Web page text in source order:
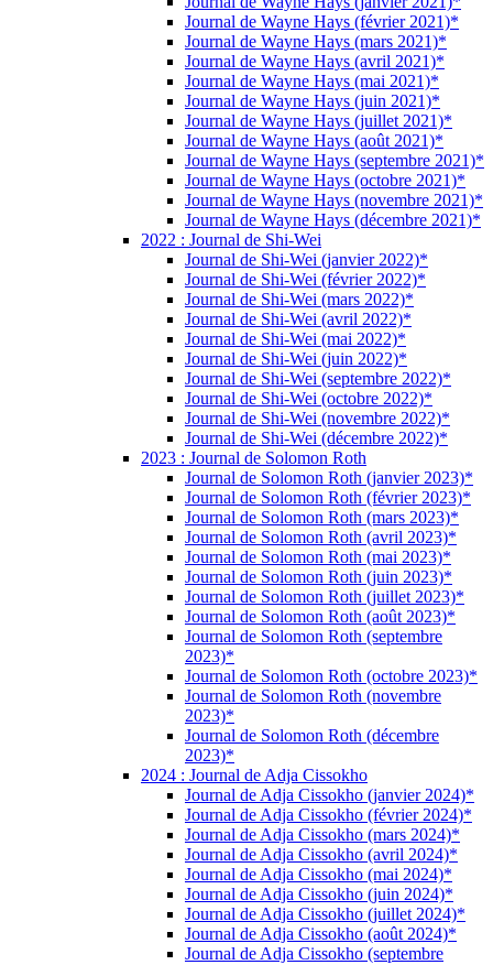
Journal de Wayne Hays (février 2021)*
Journal de Wayne Hays (mars 2021)*
Journal de Wayne Hays (avril 2021)*
Journal de Wayne Hays (mai 2021)*
Journal de Wayne Hays (juin 2021)*
Journal de Wayne Hays (juillet 2021)*
Journal de Wayne Hays (août 2021)*
Journal de Wayne Hays (septembre 2021)*
Journal de Wayne Hays (octobre 2021)*
Journal de Wayne Hays (novembre 2021)*
Journal de Wayne Hays (décembre 2021)*
2022 : Journal de Shi-Wei
Journal de Shi-Wei (janvier 2022)*
Journal de Shi-Wei (février 2022)*
Journal de Shi-Wei (mars 2022)*
Journal de Shi-Wei (avril 2022)*
Journal de Shi-Wei (mai 2022)*
Journal de Shi-Wei (juin 2022)*
Journal de Shi-Wei (septembre 2022)*
Journal de Shi-Wei (octobre 2022)*
Journal de Shi-Wei (novembre 2022)*
Journal de Shi-Wei (décembre 2022)*
2023 : Journal de Solomon Roth
Journal de Solomon Roth (janvier 2023)*
Journal de Solomon Roth (février 2023)*
Journal de Solomon Roth (mars 2023)*
Journal de Solomon Roth (avril 2023)*
Journal de Solomon Roth (mai 2023)*
Journal de Solomon Roth (juin 2023)*
Journal de Solomon Roth (juillet 2023)*
Journal de Solomon Roth (août 2023)*
Journal de Solomon Roth (septembre
2023)*
Journal de Solomon Roth (octobre 2023)*
Journal de Solomon Roth (novembre
2023)*
Journal de Solomon Roth (décembre
2023)*
2024 : Journal de Adja Cissokho
Journal de Adja Cissokho (janvier 2024)*
Journal de Adja Cissokho (février 2024)*
Journal de Adja Cissokho (mars 2024)*
Journal de Adja Cissokho (avril 2024)*
Journal de Adja Cissokho (mai 2024)*
Journal de Adja Cissokho (juin 2024)*
Journal de Adja Cissokho (juillet 2024)*
Journal de Adja Cissokho (août 2024)*
Journal de Adja Cissokho (septembre